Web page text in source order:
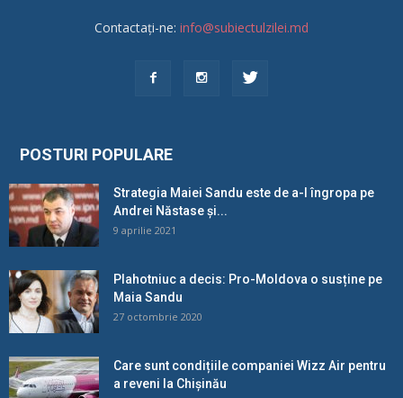
Contactați-ne: info@subiectulzilei.md
POSTURI POPULARE
Strategia Maiei Sandu este de a-l îngropa pe
Andrei Năstase și...
9 aprilie 2021
Plahotniuc a decis: Pro-Moldova o susține pe
Maia Sandu
27 octombrie 2020
Care sunt condițiile companiei Wizz Air pentru
a reveni la Chișinău